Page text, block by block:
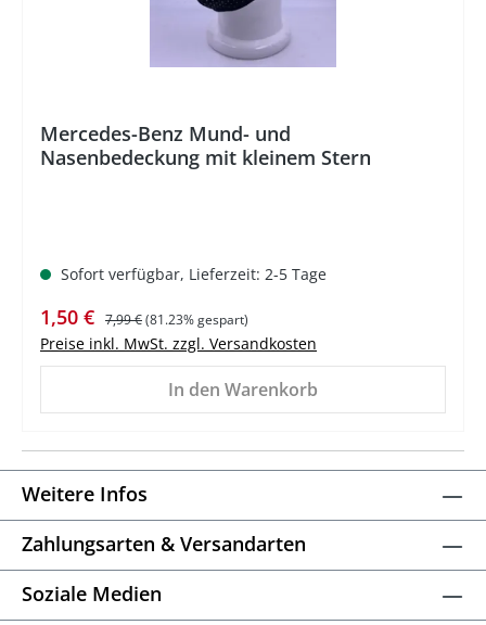
Mercedes-Benz Mund- und
Nasenbedeckung mit kleinem Stern
Sofort verfügbar, Lieferzeit: 2-5 Tage
Verkaufspreis:
1,50 € Regulärer Preis:
7,99 €(81.23% gespart)
Preise inkl. MwSt. zzgl. Versandkosten
In den Warenkorb
Weitere Infos
Zahlungsarten & Versandarten
Soziale Medien